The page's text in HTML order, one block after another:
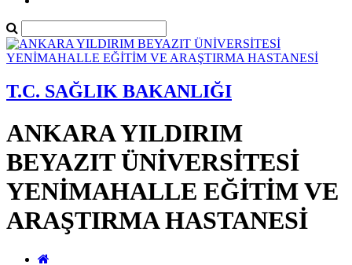
T.C. SAĞLIK BAKANLIĞI
ANKARA YILDIRIM
BEYAZIT ÜNİVERSİTESİ
YENİMAHALLE EĞİTİM VE
ARAŞTIRMA HASTANESİ